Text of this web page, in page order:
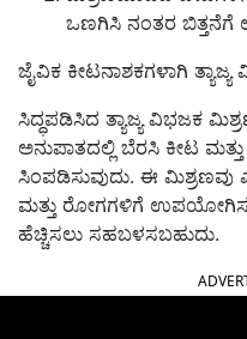
ಒಣಗಿಸಿ ನಂತರ ಬಿತ್ತನೆಗೆ
ಜೈವಿಕ ಕೀಟನಾಶಕಗಳಾಗಿ
ಸಿದ್ಧಪಡಿಸಿದ ತ್ಯಾಜ್ಯ ವಿಭಜಕ
ಅನುಪಾತದಲ್ಲಿ ಬೆರಸಿ ಕೀಟ
ಸಿಂಪಡಿಸುವುದು. ಈ ಮಿಶ್ರಣವು
ಮತ್ತು ರೋಗಗಳಿಗೆ
ಹೆಚ್ಚಿಸಲು ಸಹಬಳಸಬಹುದು.